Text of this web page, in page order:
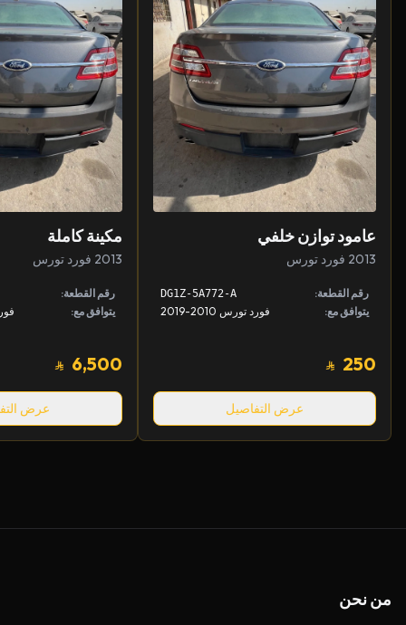
عامود توازن خلفي
2013 فورد تورس
رقم القطعة: DG1Z-5A772-A
يتوافق مع: فورد تورس 2010-2019
250
عرض التفاصيل
مكينة كاملة
2013 فورد تورس
رقم القطعة:
يتوافق مع:
6,500
عرض
من نحن